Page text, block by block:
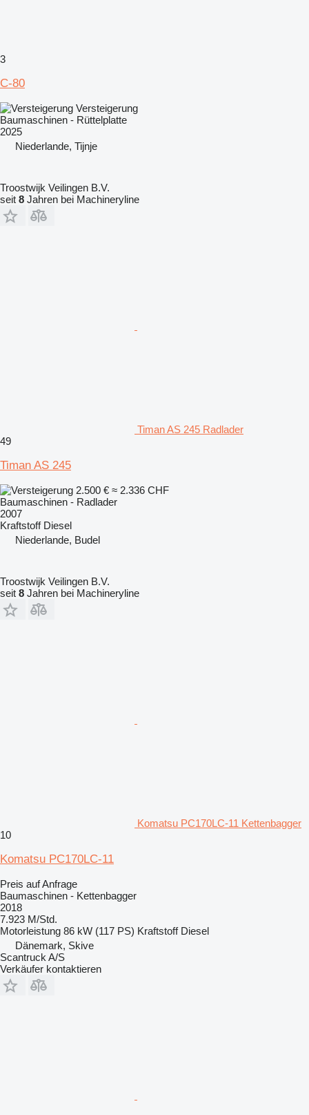
3
C-80
Versteigerung
Baumaschinen - Rüttelplatte
2025
Niederlande, Tijnje
Troostwijk Veilingen B.V.
seit 8 Jahren bei Machineryline
Timan AS 245 Radlader
49
Timan AS 245
2.500 € ≈ 2.336 CHF
Baumaschinen - Radlader
2007
Kraftstoff Diesel
Niederlande, Budel
Troostwijk Veilingen B.V.
seit 8 Jahren bei Machineryline
Komatsu PC170LC-11 Kettenbagger
10
Komatsu PC170LC-11
Preis auf Anfrage
Baumaschinen - Kettenbagger
2018
7.923 M/Std.
Motorleistung 86 kW (117 PS) Kraftstoff Diesel
Dänemark, Skive
Scantruck A/S
Verkäufer kontaktieren